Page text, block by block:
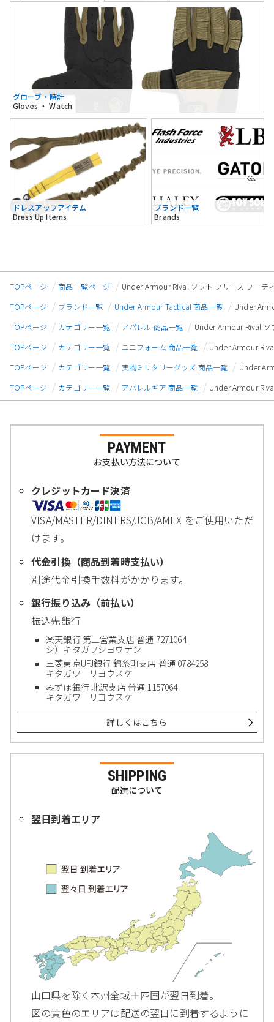
グローブ・時計
Gloves ・ Watch
ドレスアップアイテム
Dress Up Items
ブランド一覧
Brands
TOPページ 商品一覧ページ
Under Armour Rival ソフト フリース フーデ
TOPページ
ブランド一覧 Under Armour Tactical 商品一覧
Under
TOPページ
カテゴリー一覧 アパレル 商品一覧
Under Armour Rival ソ
TOPページ
カテゴリー一覧 ユニフォーム 商品一覧
Under Armour
TOPページ
カテゴリー一覧 実物ミリタリーグッズ 商品一覧
Under
TOPページ
カテゴリー一覧 アパレルギア 商品一覧 Under Armour
PAYMENT
お支払い方法について
クレジットカード決済
VISA/MASTER/DINERS/JCB/AMEX をご使用いただ
けます。
代金引換（商品到着時支払い）
別途代金引換手数料がかかります。
銀行振り込み（前払い）
振込先銀行
楽天銀行 第二営業支店 普通 7271064
シ）キタガワシヨウテン
三菱東京UFJ銀行 錦糸町支店 普通 0784258
キタガワ リヨウスケ
みずほ銀行 北沢支店 普通 1157064
キタガワ リヨウスケ
詳しくはこちら
SHIPPING
配達について
翌日到着エリア
山口県を除く本州全域＋四国が翌日到着。
図の黄色のエリアは配送の翌日に到着するように